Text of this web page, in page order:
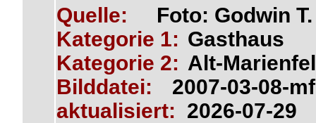
Quelle:
Foto: Godwin
Kategorie 1: Gasthaus
Kategorie 2: Alt-
Bilddatei:
2007-03-08-
aktualisiert: 2026-07-29